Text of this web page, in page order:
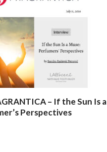
– If the Sun Is a
Perspectives